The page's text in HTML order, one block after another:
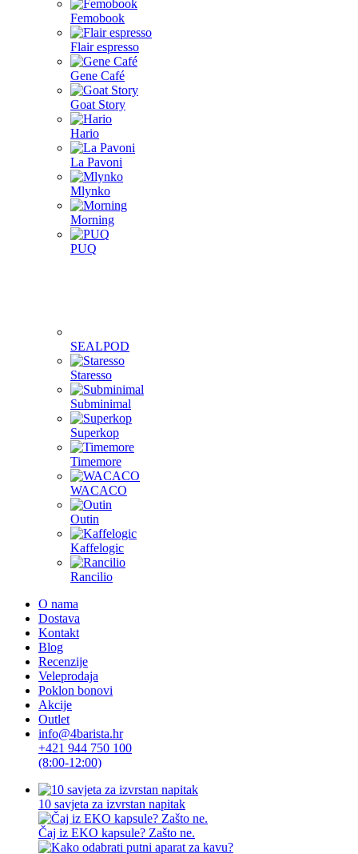
Femobook
Flair espresso
Gene Café
Goat Story
Hario
La Pavoni
Mlynko
Morning
PUQ
SEALPOD
Staresso
Subminimal
Superkop
Timemore
WACACO
Outin
Kaffelogic
Rancilio
O nama
Dostava
Kontakt
Blog
Recenzije
Veleprodaja
Poklon bonovi
Akcije
Outlet
info@4barista.hr
+421 944 750 100
(8:00-12:00)
10 savjeta za izvrstan napitak
Čaj iz EKO kapsule? Zašto ne.